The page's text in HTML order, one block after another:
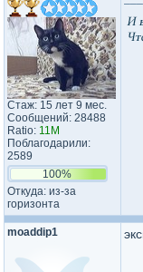
Стаж: 15 лет 9 мес.
Сообщений: 28488
Ratio: 11M
Поблагодарили:
2589
100%
Откуда: из-за
горизонта
moaddip1